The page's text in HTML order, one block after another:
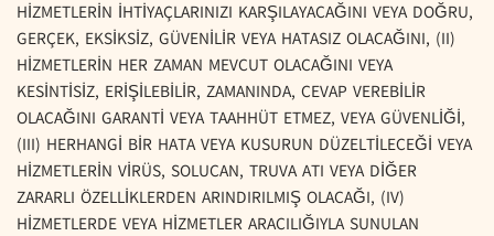
HİZMETLERİN İHTİYAÇLARINIZI KARŞILAYACAĞINI VEYA DOĞRU,
GERÇEK, EKSİKSİZ, GÜVENİLİR VEYA HATASIZ OLACAĞINI, (II)
HİZMETLERİN HER ZAMAN MEVCUT OLACAĞINI VEYA
KESİNTİSİZ, ERİŞİLEBİLİR, ZAMANINDA, CEVAP VEREBİLİR
OLACAĞINI GARANTİ VEYA TAAHHÜT ETMEZ, VEYA GÜVENLİĞİ,
(III) HERHANGİ BİR HATA VEYA KUSURUN DÜZELTİLECEĞİ VEYA
HİZMETLERİN VİRÜS, SOLUCAN, TRUVA ATI VEYA DİĞER
ZARARLI ÖZELLİKLERDEN ARINDIRILMIŞ OLACAĞI, (IV)
HİZMETLERDE VEYA HİZMETLER ARACILIĞIYLA SUNULAN